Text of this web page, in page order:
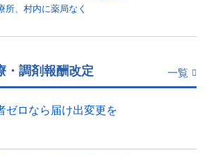
所、村内に薬局なく
・調剤報酬改定 一覧
ゼロなら届け出変更を